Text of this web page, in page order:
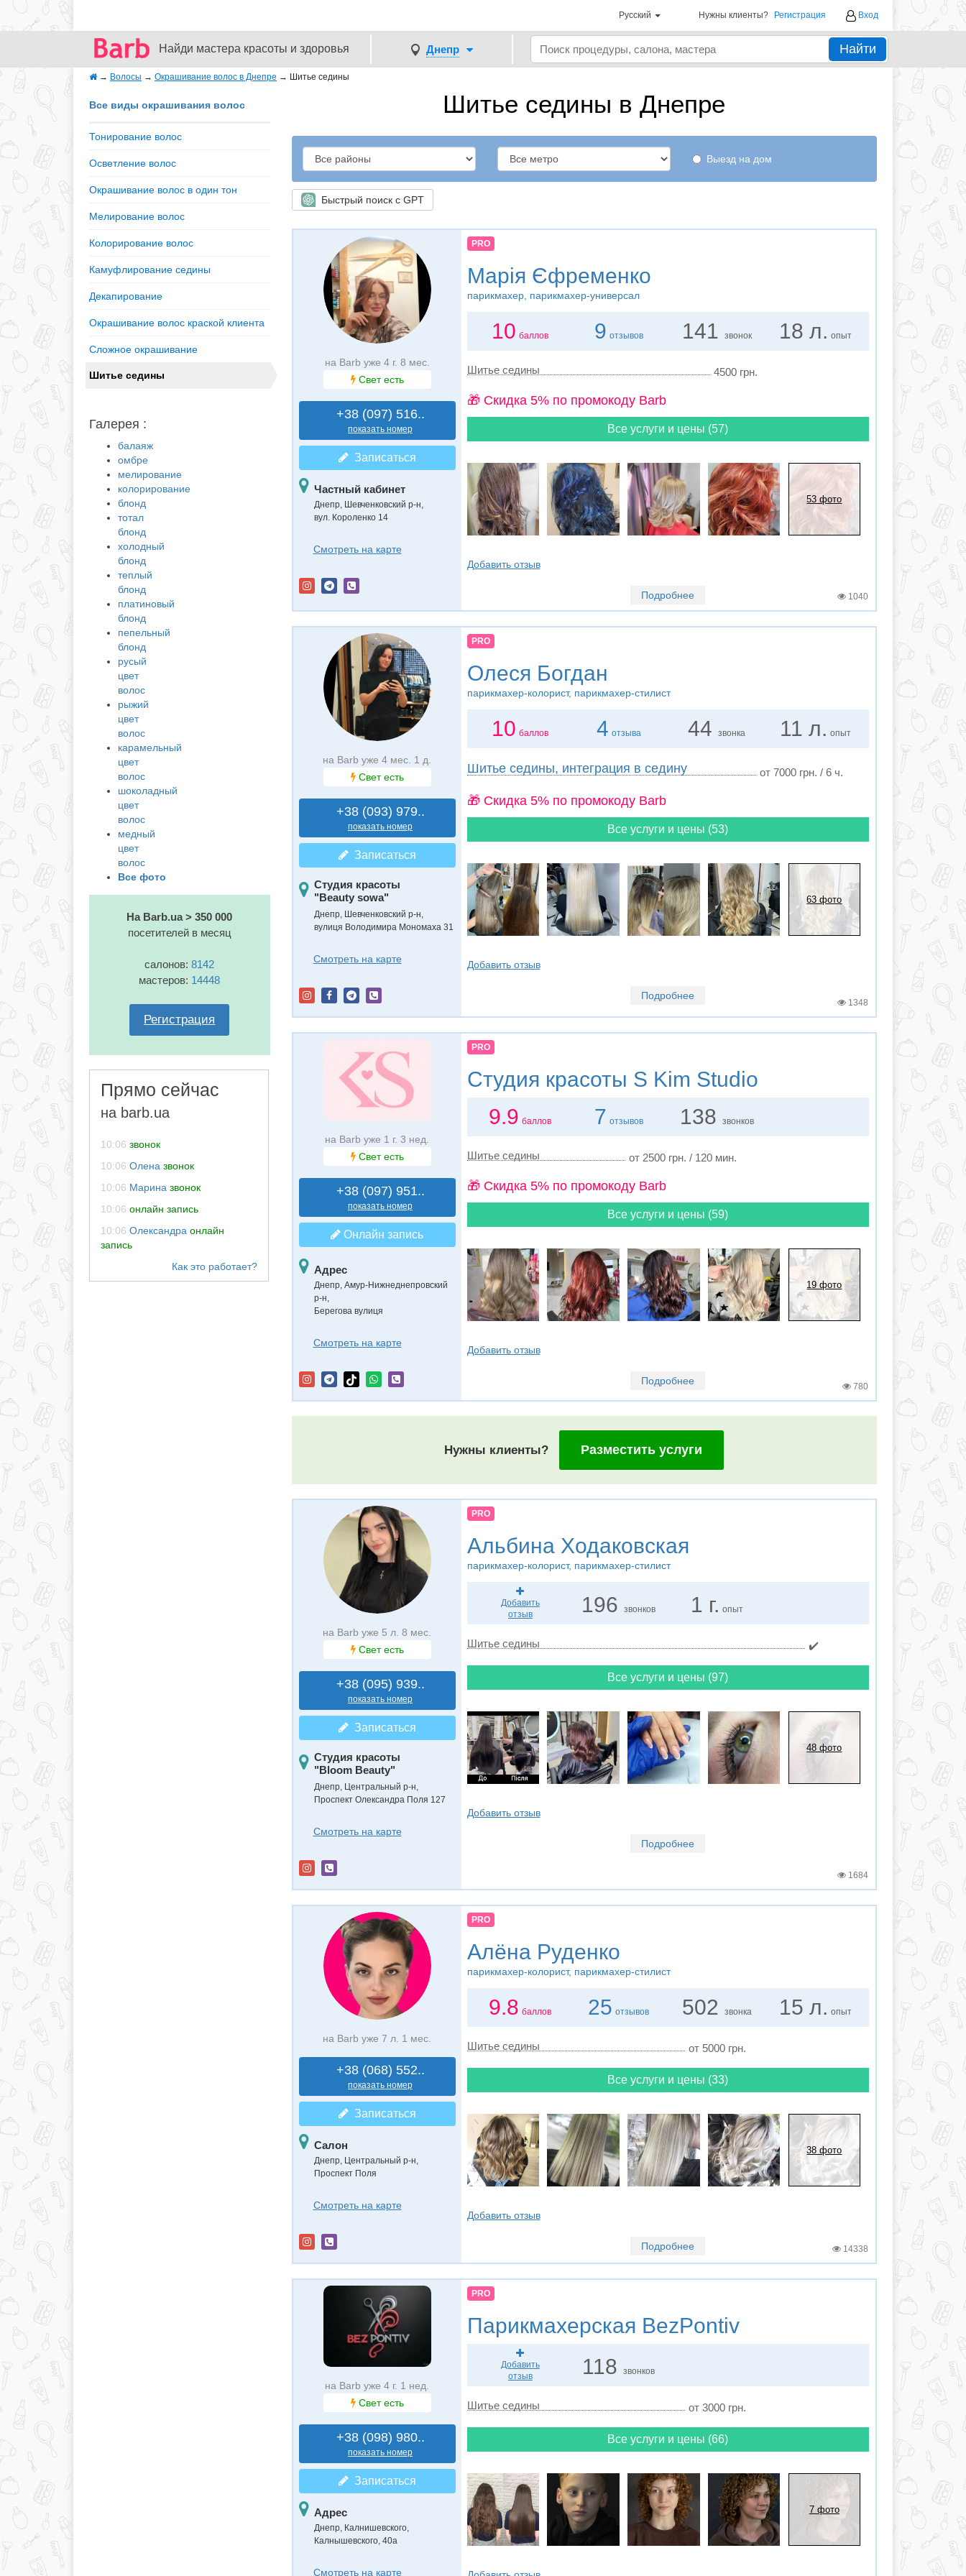
Русский Нужны клиенты? Регистрация Вход
Найди мастера красоты и здоровья Днепр Найти
→ Волосы → Окрашивание волос в Днепре → Шитье седины
Шитье седины в Днепре
Выезд на дом
Быстрый поиск с GPT
Все виды окрашивания волос
Тонирование волос
Осветление волос
Окрашивание волос в один тон
Мелирование волос
Колорирование волос
Камуфлирование седины
Декапирование
Окрашивание волос краской клиента
Сложное окрашивание
Шитье седины
Галерея :
балаяж
омбре
мелирование
колорирование
блонд
тотал
блонд
холодный
блонд
теплый
блонд
платиновый
блонд
пепельный
блонд
русый
цвет
волос
рыжий
цвет
волос
карамельный
цвет
волос
шоколадный
цвет
волос
медный
цвет
волос
Все фото
На Barb.ua > 350 000
посетителей в месяц
салонов:8142
мастеров: 14448
Регистрация
Прямо сейчас
на barb.ua
10:06 звонок
10:06 Олена звонок
10:06 Марина звонок
10:06 онлайн запись
10:06 Олександра онлайн
запись
на Barb уже 4 г. 8 мес.
Свет есть
+38 (097) 516..
показать номер
Записаться
Частный кабинет
Днепр, Шевченковский р-н,
вул. Короленко 14
Смотреть на карте
PRO
Марія Єфременко
парикмахер, парикмахер-универсал
10 баллов 9 отзывов 141 звонок 18 л. опыт
Шитье седины 4500 грн.
🎁 Cкидка 5% по промокоду Barb
Все услуги и цены (57)
53 фото
Добавить отзыв
Подробнее 1040
на Barb уже 4 мес. 1 д.
Свет есть
+38 (093) 979..
показать номер
Записаться
Студия красоты
"Beauty sowa"
Днепр, Шевченковский р-н,
вулиця Володимира Мономаха 31
Смотреть на карте
PRO
Олеся Богдан
парикмахер-колорист, парикмахер-стилист
10 баллов 4 отзыва 44звонка 11 л. опыт
Шитье седины, интеграция в седину от 7000 грн. / 6 ч.
🎁 Cкидка 5% по промокоду Barb
Все услуги и цены (53)
63 фото
Добавить отзыв
Подробнее
1348
на Barb уже 1 г. 3 нед.
Свет есть
+38 (097) 951..
показать номер
Онлайн запись
Адрес
Днепр, Амур-Нижнеднепровский
р-н
Берегова вулиця
Смотреть на карте
PRO
Студия красоты S Kim Studio
9.9 баллов 7 отзывов 138 звонков
Шитье седины от 2500 грн. / 120 мин.
🎁 Cкидка 5% по промокоду Barb
Все услуги и цены (59)
19 фото
Добавить отзыв
Подробнее
780
Нужны клиенты? Разместить услуги
на Barb уже 5 л. 8 мес.
Свет есть
+38 (095) 939..
показать номер
Записаться
Студия красоты
"Bloom Beauty"
Днепр, Центральный р-н,
Проспект Олександра Поля 127
Смотреть на карте
PRO
Альбина Ходаковская
парикмахер-колорист, парикмахер-стилист
Добавить
отзыв
196звонков 1 г. опыт
Шитье седины ✔️
Все услуги и цены (97)
48 фото
Добавить отзыв
Подробнее
1684
на Barb уже 7 л. 1 мес.
+38 (068) 552..
показать номер
Записаться
Салон
Днепр, Центральный р-н,
Проспект Поля
Смотреть на карте
PRO
Алёна Руденко
парикмахер-колорист, парикмахер-стилист
9.8 баллов 25 отзывов 502 звонка 15 л. опыт
Шитье седины от 5000 грн.
Все услуги и цены (33)
38 фото
Добавить отзыв
Подробнее 14338
на Barb уже 4 г. 1 нед.
Свет есть
+38 (098) 980..
показать номер
Записаться
Адрес
Днепр, Калнишевского,
Калнышевского, 40а
Смотреть на карте
PRO
Парикмахерская BezPontiv
Добавить
отзыв
118звонков
Шитье седины от 3000 грн.
Все услуги и цены (66)
7 фото